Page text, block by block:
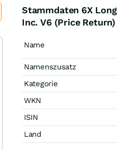
Stammdaten 6X
Inc. V6 (Price Return)
Name
Namenszusatz
Kategorie
WKN
ISIN
Land